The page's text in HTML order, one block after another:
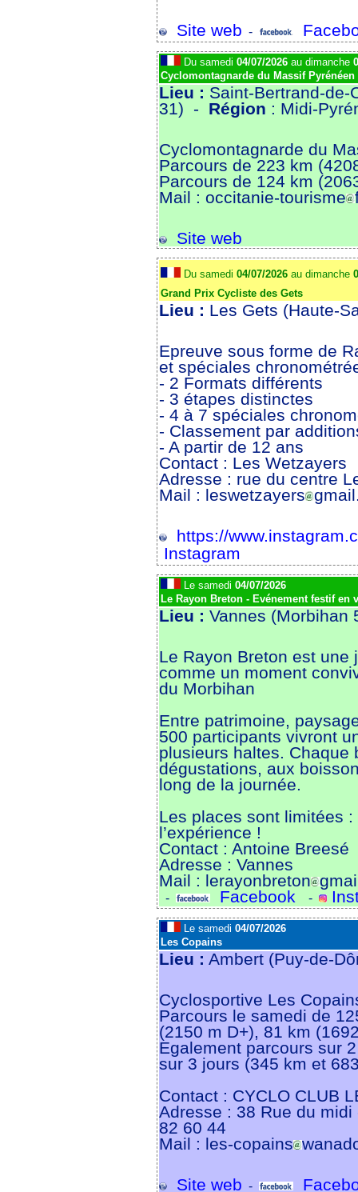
Site web -
Du samedi 04/07/2026au dimanche
Cyclomontagnarde du Massif Pyrénéen
Lieu : Saint-Bertrand-de-
31) - Région : Midi-
Cyclomontagnarde du
Parcours de 223 km
Parcours de 124 km
Mail : occitanie-tourisme
Site web
Du samedi 04/07/2026au dimanche
Grand Prix Cycliste des Gets
Lieu : Les Gets (Haute-
Epreuve sous forme de
et spéciales
- 2 Formats différents
- 3 étapes distinctes
- 4 à 7 spéciales
- Classement par
- A partir de 12 ans
Contact : Les Wetzayers
Adresse : rue du centre
Mail : leswetzayers
https://
Instagram
Le samedi 04/07/2026
Le Rayon Breton - Evénement festif en
Lieu : Vannes
Le Rayon Breton est une
comme un moment
du Morbihan
Entre patrimoine,
500 participants vivront
plusieurs haltes. Chaque
dégustations, aux
long de la journée.
Les places sont limitées
l’expérience !
Contact : Antoine Breesé
Adresse : Vannes
Mail : lerayonbreton
- Facebook -
Le samedi 04/07/2026
Les Copains
Lieu : Ambert (Puy-de-
Cyclosportive Les
Parcours le samedi de
(2150 m D+), 81 km
Egalement parcours sur
sur 3 jours (345 km et
Contact : CYCLO CLUB
Adresse : 38 Rue du
82 60 44
Mail : les-copains
Site web -